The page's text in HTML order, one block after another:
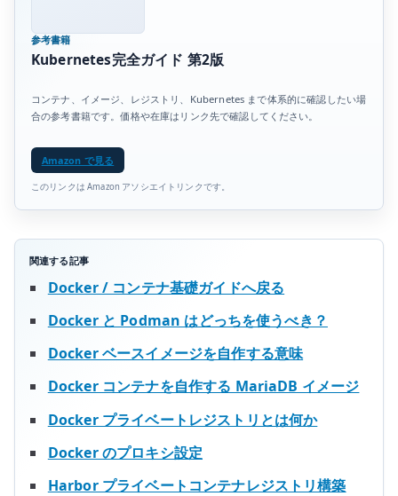
参考書籍
Kubernetes完全ガイド 第2版
コンテナ、イメージ、レジストリ、Kubernetes まで体系的に確認したい場
合の参考書籍です。価格や在庫はリンク先で確認してください。
Amazon で見る
このリンクは Amazon アソシエイトリンクです。
関連する記事
Docker / コンテナ基礎ガイドへ戻る
Docker と Podman はどっちを使うべき？
Docker ベースイメージを自作する意味
Docker コンテナを自作する MariaDB イメージ
Docker プライベートレジストリとは何か
Docker のプロキシ設定
Harbor プライベートコンテナレジストリ構築